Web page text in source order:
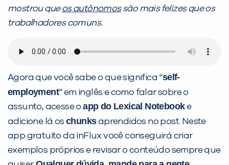
mostrou queos autônomossão mais felizes que os
trabalhadores comuns.
Agora que você sabe o que significa “self-
employment” em inglês e como falar sobre o
assunto, acesse oapp do Lexical Notebooke
adicione lá oschunksaprendidos no post. Neste
app gratuito da inFlux você conseguirá criar
exemplos próprios e revisar o conteúdo sempre que